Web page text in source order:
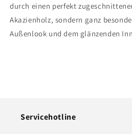
durch einen perfekt
Akazienholz, sondern ganz
Außenlook und dem glänzenden
Servicehotline